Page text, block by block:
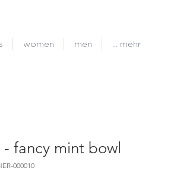
women men ... mehr
fancy mint bowl
000010